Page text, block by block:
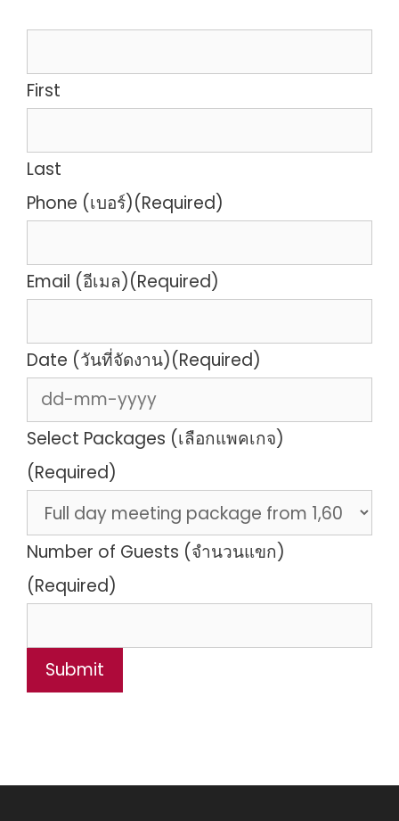
First
Last
Phone (เบอร์)(Required)
Email (อีเมล)(Required)
Date (วันที่จัดงาน)(Required)
Select Packages (เลือกแพคเกจ)
(Required)
Number of Guests (จำนวนแขก)
(Required)